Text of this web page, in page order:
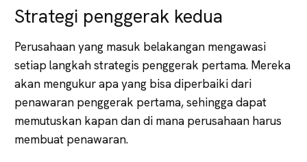
Strategi penggerak kedua
Perusahaan yang masuk belakangan mengawasi
setiap langkah strategis penggerak pertama. Mereka
akan mengukur apa yang bisa diperbaiki dari
penawaran penggerak pertama, sehingga dapat
memutuskan kapan dan di mana perusahaan harus
membuat penawaran.